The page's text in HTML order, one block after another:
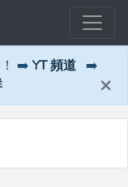
！ ➡️ YT 頻道 ➡️
×